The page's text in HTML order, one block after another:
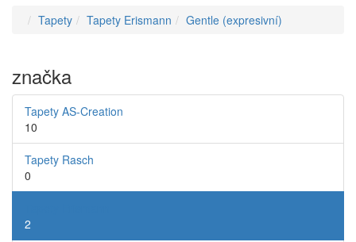
Tapety Tapety Erismann Gentle (expresivní)
značka
Tapety AS-Creation
10
Tapety Rasch
0
2